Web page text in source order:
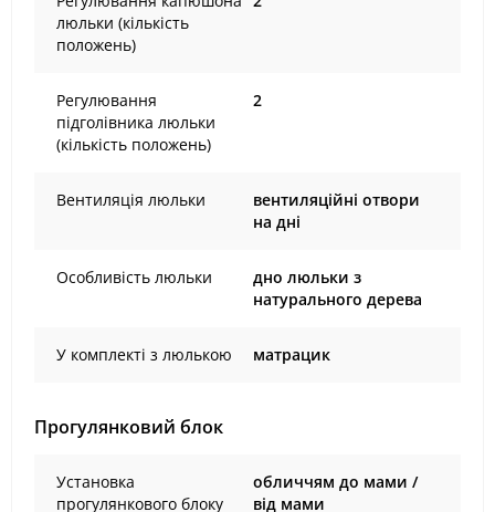
люльки (кількість
положень)
Регулювання
підголівника люльки
(кількість положень)
2
Вентиляція люльки
вентиляційні отвори
на дні
Особливість люльки
дно люльки з
натурального дерева
У комплекті з люлькою матрацик
Прогулянковий блок
Установка
прогулянкового блоку
обличчям до мами /
від мами